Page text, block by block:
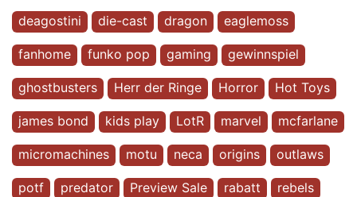
deagostini die-cast dragon eaglemoss
fanhome funko pop gaming gewinnspiel
ghostbusters Herr der Ringe Horror Hot Toys
james bond kids play LotR marvel mcfarlane
micromachines motu neca origins outlaws
potf predator Preview Sale rabatt rebels